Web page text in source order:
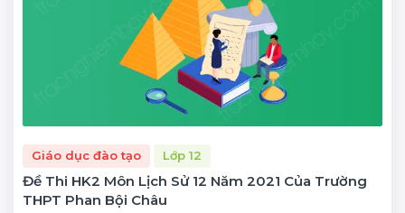
Giáo dục đào tạo Lớp 12
Đề Thi HK2 Môn Lịch Sử 12 Năm 2021 Của Trường
THPT Phan Bội Châu